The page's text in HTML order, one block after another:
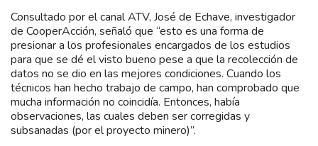
Consultado por el canal ATV, José de Echave, investigador
de CooperAcción, señaló que “esto es una forma de
presionar a los profesionales encargados de los estudios
para que se dé el visto bueno pese a que la recolección de
datos no se dio en las mejores condiciones. Cuando los
técnicos han hecho trabajo de campo, han comprobado que
mucha información no coincidía. Entonces, había
observaciones, las cuales deben ser corregidas y
subsanadas (por el proyecto minero)”.